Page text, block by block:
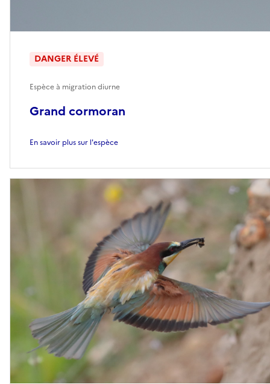
Grand cormoran
DANGER ÉLEVÉ
Espèce à migration diurne
En savoir plus sur l'espèce